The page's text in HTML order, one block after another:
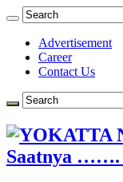
Advertisement
Career
Contact Us
Saatnya …….